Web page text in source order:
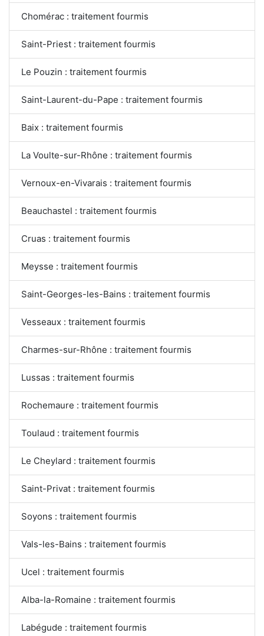
Chomérac : traitement fourmis
Saint-Priest : traitement fourmis
Le Pouzin : traitement fourmis
Saint-Laurent-du-Pape : traitement fourmis
Baix : traitement fourmis
La Voulte-sur-Rhône : traitement fourmis
Vernoux-en-Vivarais : traitement fourmis
Beauchastel : traitement fourmis
Cruas : traitement fourmis
Meysse : traitement fourmis
Saint-Georges-les-Bains : traitement fourmis
Vesseaux : traitement fourmis
Charmes-sur-Rhône : traitement fourmis
Lussas : traitement fourmis
Rochemaure : traitement fourmis
Toulaud : traitement fourmis
Le Cheylard : traitement fourmis
Saint-Privat : traitement fourmis
Soyons : traitement fourmis
Vals-les-Bains : traitement fourmis
Ucel : traitement fourmis
Alba-la-Romaine : traitement fourmis
Labégude : traitement fourmis